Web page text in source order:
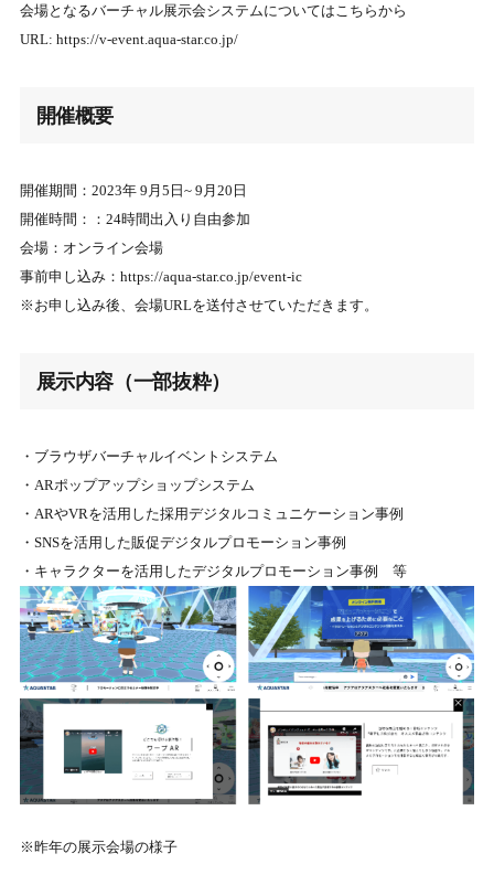
会場となるバーチャル展示会システムについてはこちらから
URL: https://v-event.aqua-star.co.jp/
開催概要
開催期間：2023年 9月5日~ 9月20日
開催時間：：24時間出入り自由参加
会場：オンライン会場
事前申し込み：https://aqua-star.co.jp/event-ic
※お申し込み後、会場URLを送付させていただきます。
展示内容（一部抜粋）
・ブラウザバーチャルイベントシステム
・ARポップアップショップシステム
・ARやVRを活用した採用デジタルコミュニケーション事例
・SNSを活用した販促デジタルプロモーション事例
・キャラクターを活用したデジタルプロモーション事例 等
※昨年の展示会場の様子